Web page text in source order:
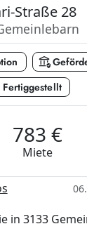
Straße 28
assured_workload
Fertiggestellt
783 €
Miete